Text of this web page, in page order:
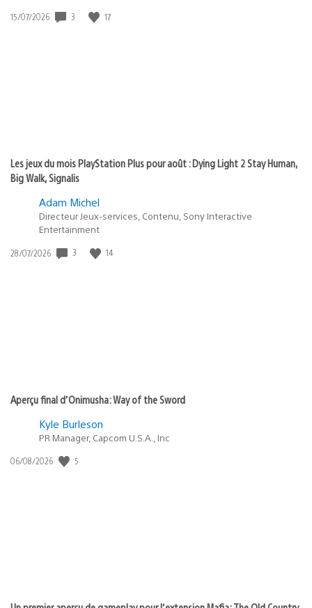
Date
15/07/2026 3 17
Les jeux du mois PlayStation Plus pour août : Dying Light 2 Stay Human,
Big Walk, Signalis
Adam Michel
Directeur Jeux-services, Contenu, Sony Interactive
Entertainment
Date
28/07/2026 3 14
Aperçu final d’Onimusha: Way of the Sword
Kyle Burleson
PR Manager, Capcom U.S.A., Inc
Date
06/08/2026 5